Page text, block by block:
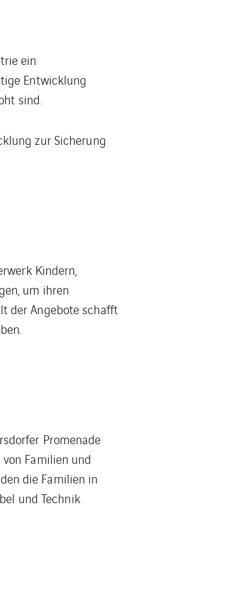
ein
Entwicklung
sind.
zur Sicherung
Kindern,
um ihren
der Angebote schafft
Promenade
Familien und
die Familien in
und Technik